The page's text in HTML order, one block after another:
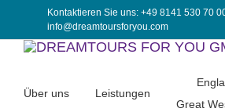
springen
Kontaktieren Sie uns: +49 8141 530 70
info@dreamtoursforyou.com
Über uns Leistungen
Great